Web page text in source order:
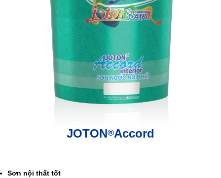
JOTON®Accord
Sơn nội thất tốt